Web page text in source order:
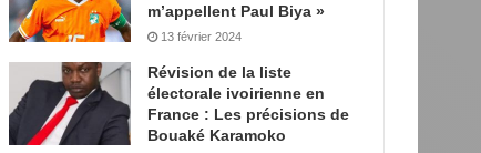
m’appellent Paul Biya »
13 février 2024
Révision de la liste
électorale ivoirienne en
France : Les précisions de
Bouaké Karamoko